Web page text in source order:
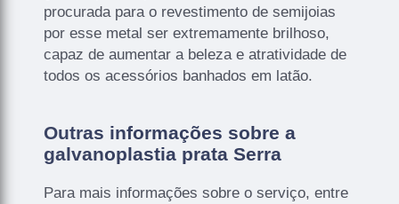
procurada para o revestimento de semijoias
por esse metal ser extremamente brilhoso,
capaz de aumentar a beleza e atratividade de
todos os acessórios banhados em latão.
Outras informações sobre a
galvanoplastia prata Serra
Para mais informações sobre o serviço, entre